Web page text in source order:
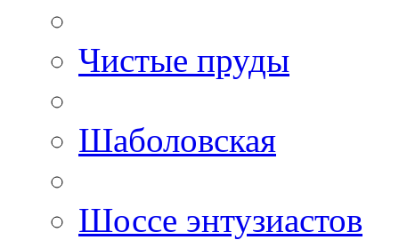
Чистые пруды
Шаболовская
Шоссе энтузиастов